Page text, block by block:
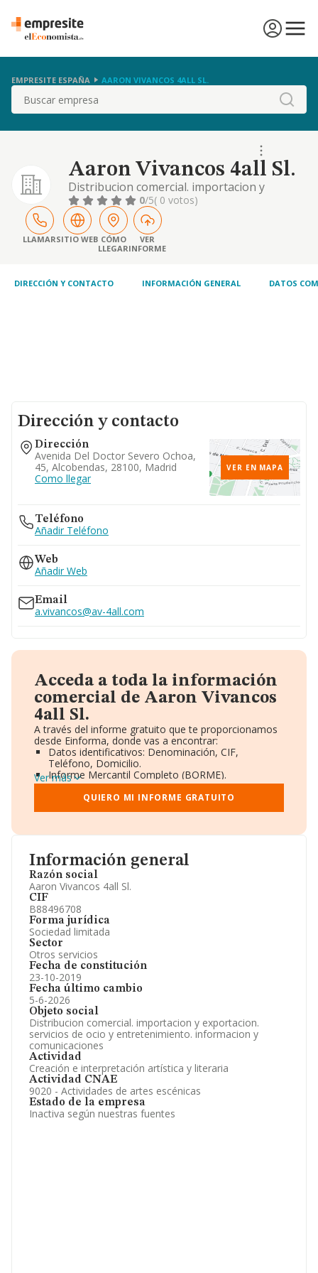
EMPRESITE ESPAÑA AARON VIVANCOS 4ALL SL.
Buscar
Aaron Vivancos 4all Sl.
Distribucion comercial. importacion y
exportacion. servicios de ocio y
entretenimiento. informacion y
comunicaciones
0/5( 0 votos)
LLAMARSITIO WEB CÓMO
LLEGAR
VER
INFORME
DIRECCIÓN Y CONTACTO INFORMACIÓN GENERAL DATOS
Información general
Razón social
Aaron Vivancos 4all Sl.
CIF
B88496708
Forma jurídica
Sociedad limitada
Sector
Otros servicios
Fecha de constitución
23-10-2019
Fecha último cambio
5-6-2026
Objeto social
Distribucion comercial. importacion y exportacion.
servicios de ocio y entretenimiento. informacion y
comunicaciones
Actividad
Creación e interpretación artística y literaria
Actividad CNAE
9020 - Actividades de artes escénicas
Estado de la empresa
Inactiva según nuestras fuentes
Dirección y contacto
Dirección
Avenida Del Doctor Severo Ochoa,
45, Alcobendas, 28100, Madrid
Como llegar
VER EN MAPA
Teléfono
Añadir Teléfono
Web
Añadir Web
Email
a.vivancos@av-4all.com
Acceda a toda la información
comercial de Aaron Vivancos
4all Sl.
A través del informe gratuito que te proporcionamos
desde Einforma, donde vas a encontrar:
Datos identificativos: Denominación, CIF,
Teléfono, Domicilio.
Informe Mercantil Completo (BORME).
Gráficos de Evolución Ventas y Empleados.
Consejo de Administración y Administradores.
Directivos y Ejecutivos.
Información oficial y registral complementaria.
Ver más
QUIERO MI INFORME GRATUITO